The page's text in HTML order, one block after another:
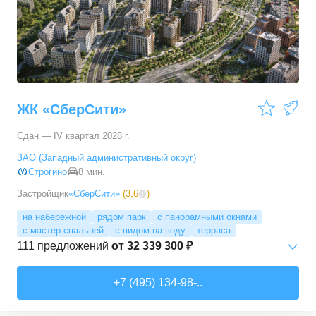
3-комн. кв. от17 498 090 ₽
76,45–81,28м² 11 предложений
4-комн. кв. от24 367 690 ₽
ЖК «СберСити»
Сдан — IV квартал 2028 г.
ЗАО (Западный административный округ)
Строгино
8 мин.
Застройщик«СберСити» (3,6 )
на набережной рядом парк
с панорамными окнами
с мастер-спальней
с видом на воду терраса
111 предложений от 32 339 300 ₽
+7 (495) 134-98-..